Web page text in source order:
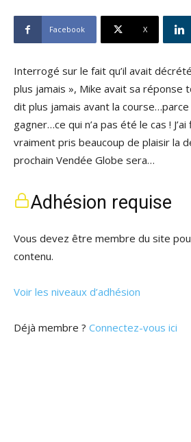
Facebook X
Interrogé sur le fait qu’il avait
plus jamais », Mike avait sa réponse
dit plus jamais avant la
gagner…ce qui n’a pas été le cas !
vraiment pris beaucoup de plaisir la
prochain Vendée Globe sera…
Adhésion requise
Vous devez être membre du site
contenu.
Voir les niveaux d’adhésion
Déjà membre ? Connectez-vous ici